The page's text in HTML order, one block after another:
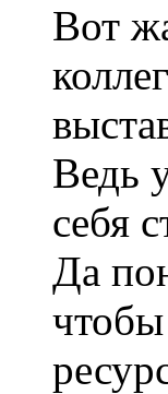
Вот
Ведь
себя
Да